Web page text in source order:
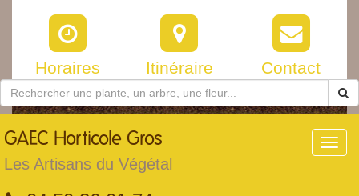
Horaires Itinéraire Contact
GAEC Horticole Gros
Les Artisans du Végétal